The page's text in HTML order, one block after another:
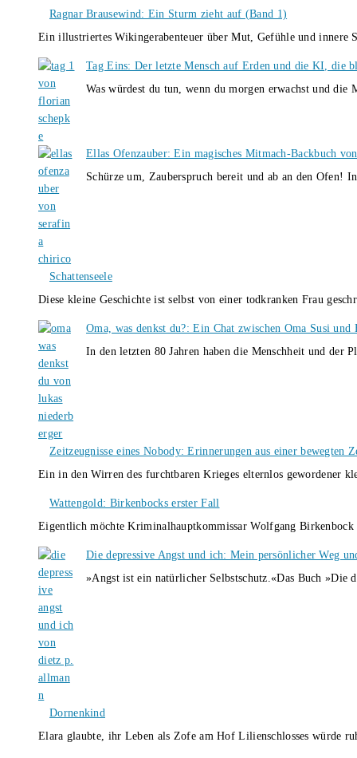
Ragnar Brausewind: Ein Sturm zieht auf (Band 1)
Ein illustriertes Wikingerabenteuer über Mut, Gefühle und
Tag Eins: Der letzte Mensch auf Erden und die KI, die
Was würdest du tun, wenn du morgen erwachst und
Ellas Ofenzauber: Ein magisches Mitmach-Backbuch
Schürze um, Zauberspruch bereit und ab an den Ofen!
Schattenseele
Diese kleine Geschichte ist selbst von einer todkranken Frau
Oma, was denkst du?: Ein Chat zwischen Oma Susi
In den letzten 80 Jahren haben die Menschheit und
Zeitzeugnisse eines Nobody: Erinnerungen aus einer bewegten
Ein in den Wirren des furchtbaren Krieges elternlos gewordener
Wattengold: Birkenbocks erster Fall
Eigentlich möchte Kriminalhauptkommissar Wolfgang
Die depressive Angst und ich: Mein persönlicher Weg
»Angst ist ein natürlicher Selbstschutz.«Das Buch
Dornenkind
Elara glaubte, ihr Leben als Zofe am Hof Lilienschlosses würde